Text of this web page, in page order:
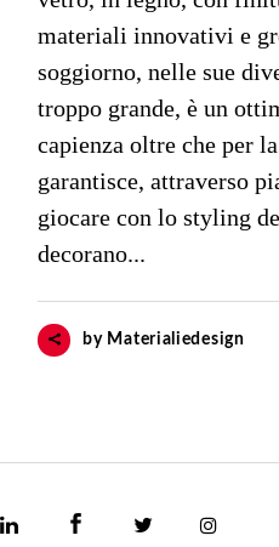
materiali innovativi e
soggiorno, nelle sue
troppo grande, è un
capienza oltre che per
garantisce, attraverso
giocare con lo styling
decorano...
by Materialiedesign